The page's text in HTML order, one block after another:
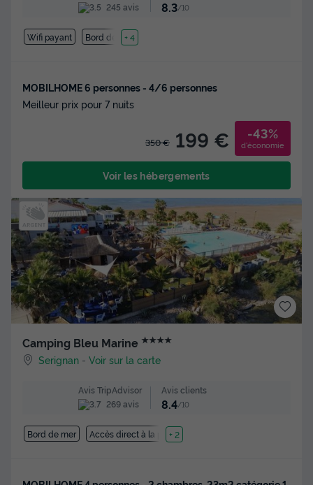
245 avis 8.3/10
Wifi payant Bord de mer
+ 4
MOBILHOME 6 personnes - 4/6 personnes
Meilleur prix pour 7 nuits
350 € 199 € -43%
d'économie
Voir les hébergements
Camping Bleu Marine ★★★★
Serignan -Voir sur la carte
Avis TripAdvisor
269 avis
Avis clients
8.4/10
Bord de mer Accès direct à la plage
+ 2